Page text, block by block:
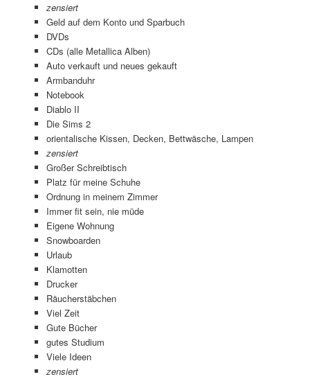
zensiert
Geld auf dem Konto und Sparbuch
DVDs
CDs (alle Metallica Alben)
Auto verkauft und neues gekauft
Armbanduhr
Notebook
Diablo II
Die Sims 2
orientalische Kissen, Decken, Bettwäsche, Lampen
zensiert
Großer Schreibtisch
Platz für meine Schuhe
Ordnung in meinem Zimmer
Immer fit sein, nie müde
Eigene Wohnung
Snowboarden
Urlaub
Klamotten
Drucker
Räucherstäbchen
Viel Zeit
Gute Bücher
gutes Studium
Viele Ideen
zensiert